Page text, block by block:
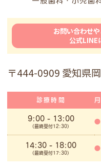
お問い合わせ
公式LINE
〒444-0909 愛知県
診療時間 月
9:00- 13:00
(最終受付12:30)
●
14:30 - 18:00
(最終受付17:30)
●